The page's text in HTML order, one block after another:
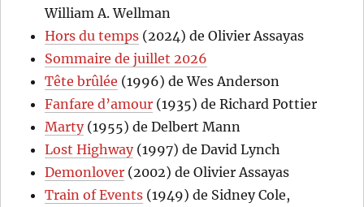
William A. Wellman
Hors du temps (2024) de Olivier Assayas
Sommaire de juillet 2026
Tête brûlée (1996) de Wes Anderson
Fanfare d’amour (1935) de Richard Pottier
Marty(1955) de Delbert Mann
Lost Highway(1997) de David Lynch
Demonlover (2002) de Olivier Assayas
Train of Events (1949) de Sidney Cole,